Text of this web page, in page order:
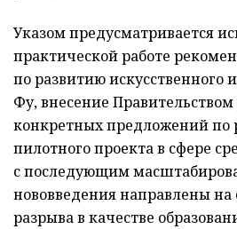
Указом предусматривается
практической работе
по развитию искусственного
Фу, внесение
конкретных предложений по
пилотного проекта в сфере
с последующим
нововведения направлены
разрыва в качестве